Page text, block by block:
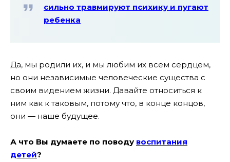
сильно травмируют психику и пугают
ребенка
Да, мы родили их, и мы любим их всем сердцем,
но они независимые человеческие существа с
своим видением жизни. Давайте относиться к
ним как к таковым, потому что, в конце концов,
они — наше будущее.
А что Вы думаете по поводу воспитания
детей?